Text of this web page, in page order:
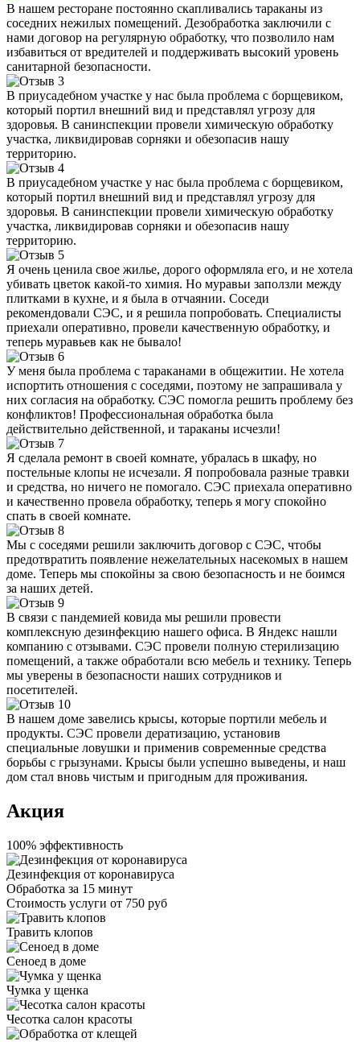
В нашем ресторане постоянно скапливались тараканы из
соседних нежилых помещений. Дезобработка заключили с
нами договор на регулярную обработку, что позволило нам
избавиться от вредителей и поддерживать высокий уровень
санитарной безопасности.
В приусадебном участке у нас была проблема с борщевиком,
который портил внешний вид и представлял угрозу для
здоровья. В санинспекции провели химическую обработку
участка, ликвидировав сорняки и обезопасив нашу
территорию.
В приусадебном участке у нас была проблема с борщевиком,
который портил внешний вид и представлял угрозу для
здоровья. В санинспекции провели химическую обработку
участка, ликвидировав сорняки и обезопасив нашу
территорию.
Я очень ценила свое жилье, дорого оформляла его, и не хотела
убивать цветок какой-то химия. Но муравьи заползли между
плитками в кухне, и я была в отчаянии. Соседи
рекомендовали СЭС, и я решила попробовать. Специалисты
приехали оперативно, провели качественную обработку, и
теперь муравьев как не бывало!
У меня была проблема с тараканами в общежитии. Не хотела
испортить отношения с соседями, поэтому не запрашивала у
них согласия на обработку. СЭС помогла решить проблему без
конфликтов! Профессиональная обработка была
действительно действенной, и тараканы исчезли!
Я сделала ремонт в своей комнате, убралась в шкафу, но
постельные клопы не исчезали. Я попробовала разные травки
и средства, но ничего не помогало. СЭС приехала оперативно
и качественно провела обработку, теперь я могу спокойно
спать в своей комнате.
Мы с соседями решили заключить договор с СЭС, чтобы
предотвратить появление нежелательных насекомых в нашем
доме. Теперь мы спокойны за свою безопасность и не боимся
за наших детей.
В связи с пандемией ковида мы решили провести
комплексную дезинфекцию нашего офиса. В Яндекс нашли
компанию с отзывами. СЭС провели полную стерилизацию
помещений, а также обработали всю мебель и технику. Теперь
мы уверены в безопасности наших сотрудников и
посетителей.
В нашем доме завелись крысы, которые портили мебель и
продукты. СЭС провели дератизацию, установив
специальные ловушки и применив современные средства
борьбы с грызунами. Крысы были успешно выведены, и наш
дом стал вновь чистым и пригодным для проживания.
Акция
100% эффективность
Дезинфекция от коронавируса
Обработка за 15 минут
Стоимость услуги от 750 руб
Травить клопов
Сеноед в доме
Чумка у щенка
Чесотка салон красоты